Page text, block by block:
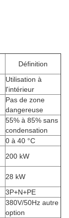
Définition
Utilisation à
l'intérieur
Pas de zone
dangereuse
55% à 85% sans
condensation
0 à 40 °C
200 kW
28 kW
3P+N+PE
380V/50Hz autre
option